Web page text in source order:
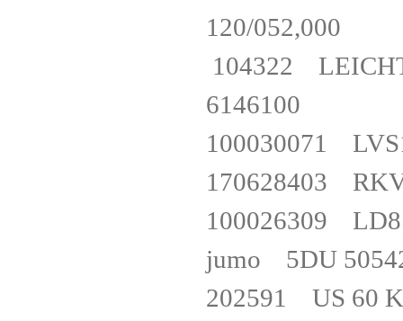
120/052,000
104322
6146100
100030071
170628403
100026309
jumo 5DU
202591 US 60